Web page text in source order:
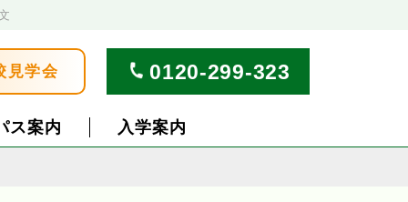
見学会 0120-299-323
ス案内 入学案内